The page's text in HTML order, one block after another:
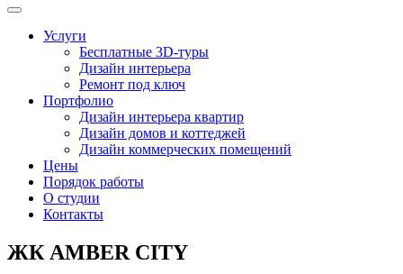
Услуги
Бесплатные 3D-туры
Дизайн интерьера
Ремонт под ключ
Портфолио
Дизайн интерьера квартир
Дизайн домов и коттеджей
Дизайн коммерческих помещений
Цены
Порядок работы
О студии
Контакты
ЖК AMBER CITY